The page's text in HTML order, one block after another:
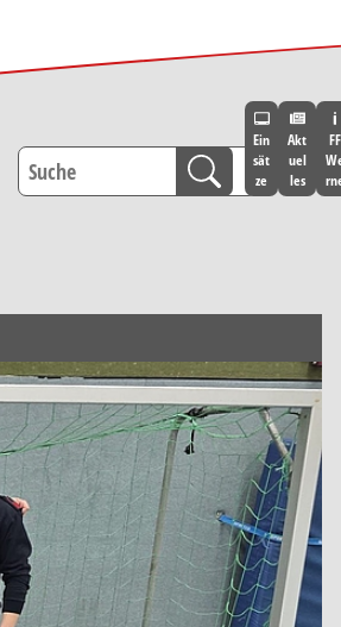
Ein
sät
ze
Akt
uel
les
FF